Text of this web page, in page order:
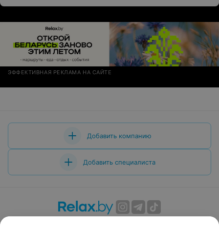
ЭФФЕКТИВНАЯ РЕКЛАМА НА САЙТЕ
Добавить компанию
Добавить специалиста